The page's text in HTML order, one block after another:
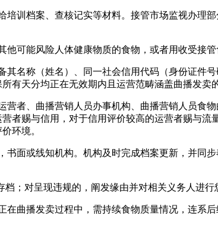
训档案、查核记实等材料。接管市场监视办理
能风险人体健康物质的食物，或者用收受接管
名称（姓名）、同一社会信用代码（身份证件
有天分均正在无效期内且运营范畴涵盖曲播发卖
者、曲播营销人员办事机构、曲播营销人员食
者赐与信用，对于信用评价较高的运营者赐与流
环境。
或线知机构。机构及时完成档案更新，并同
对呈现违规的，阐发缘由并对相关义务人进行
播发卖过程中，需持续食物质量情况，连系后